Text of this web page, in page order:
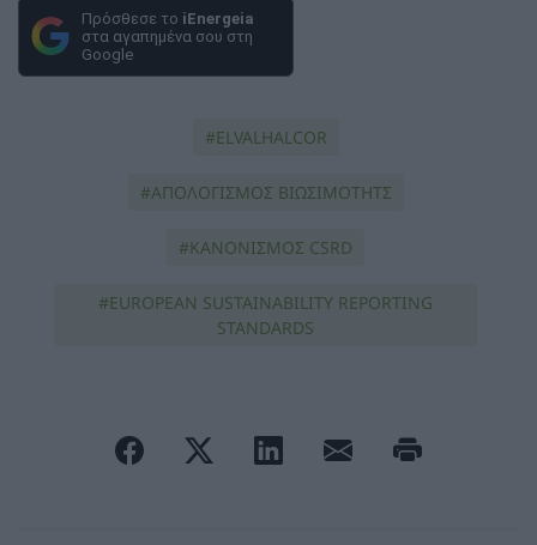
Πρόσθεσε το iEnergeia
στα αγαπημένα σου στη
Google
ELVALHALCOR
ΑΠΟΛΟΓΙΣΜΟΣ ΒΙΩΣΙΜΟΤΗΤΣ
ΚΑΝΟΝΙΣΜΟΣ CSRD
EUROPEAN SUSTAINABILITY REPORTING
STANDARDS